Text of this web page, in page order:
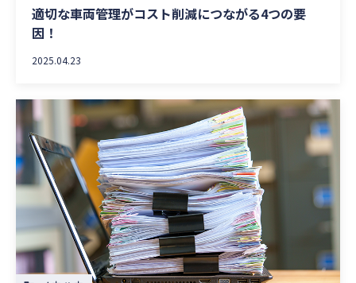
適切な車両管理がコスト削減につながる4つの要
因！
2025.04.23